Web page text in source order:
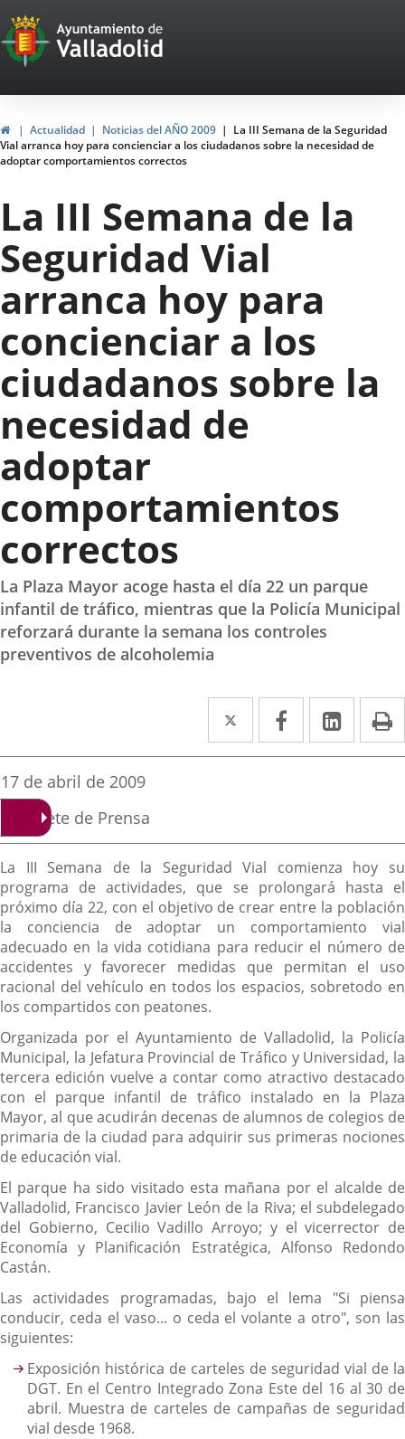
Portal
Web
del
Ayuntamiento
de
Valladolid
HomeActualidad Noticias del AÑO 2009
La III Semana de la Seguridad
Vial arranca hoy para concienciar a los ciudadanos sobre la necesidad de
adoptar comportamientos correctos
La III Semana de la
Seguridad Vial
arranca hoy para
concienciar a los
ciudadanos sobre la
necesidad de
adoptar
comportamientos
correctos
La Plaza Mayor acoge hasta el día 22 un parque
infantil de tráfico, mientras que la Policía Municipal
reforzará durante la semana los controles
preventivos de alcoholemia
Twitter
Enlace
a
externa.
Facebook
Enlace
a
externa.
Enlace
a
Fecha
de
noticia
17 de abril de 2009
Fuente
de
la
noticia
Gabinete de Prensa
Descripción
La III Semana de la Seguridad Vial comienza hoy su
programa de actividades, que se prolongará hasta el
próximo día 22, con el objetivo de crear entre la población
la conciencia de adoptar un comportamiento vial
adecuado en la vida cotidiana para reducir el número de
accidentes y favorecer medidas que permitan el uso
racional del vehículo en todos los espacios, sobretodo en
los compartidos con peatones.
Organizada por el Ayuntamiento de Valladolid, la Policía
Municipal, la Jefatura Provincial de Tráfico y Universidad, la
tercera edición vuelve a contar como atractivo destacado
con el parque infantil de tráfico instalado en la Plaza
Mayor, al que acudirán decenas de alumnos de colegios de
primaria de la ciudad para adquirir sus primeras nociones
de educación vial.
El parque ha sido visitado esta mañana por el alcalde de
Valladolid, Francisco Javier León de la Riva; el subdelegado
del Gobierno, Cecilio Vadillo Arroyo; y el vicerrector de
Economía y Planificación Estratégica, Alfonso Redondo
Castán.
Las actividades programadas, bajo el lema "Si piensa
conducir, ceda el vaso... o ceda el volante a otro", son las
siguientes:
Exposición histórica de carteles de seguridad vial de la
DGT. En el Centro Integrado Zona Este del 16 al 30 de
abril. Muestra de carteles de campañas de seguridad
vial desde 1968.